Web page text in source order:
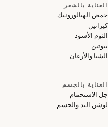
بالشعر
الهيالورونيك
الأسود
والأرغان
بالجسم
الاستحمام
اليد والجسم